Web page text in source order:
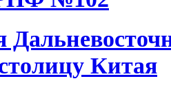
Китая